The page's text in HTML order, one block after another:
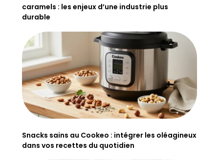
caramels : les enjeux d’une industrie plus
durable
Snacks sains au Cookeo : intégrer les oléagineux
dans vos recettes du quotidien